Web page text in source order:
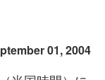
01, 2004